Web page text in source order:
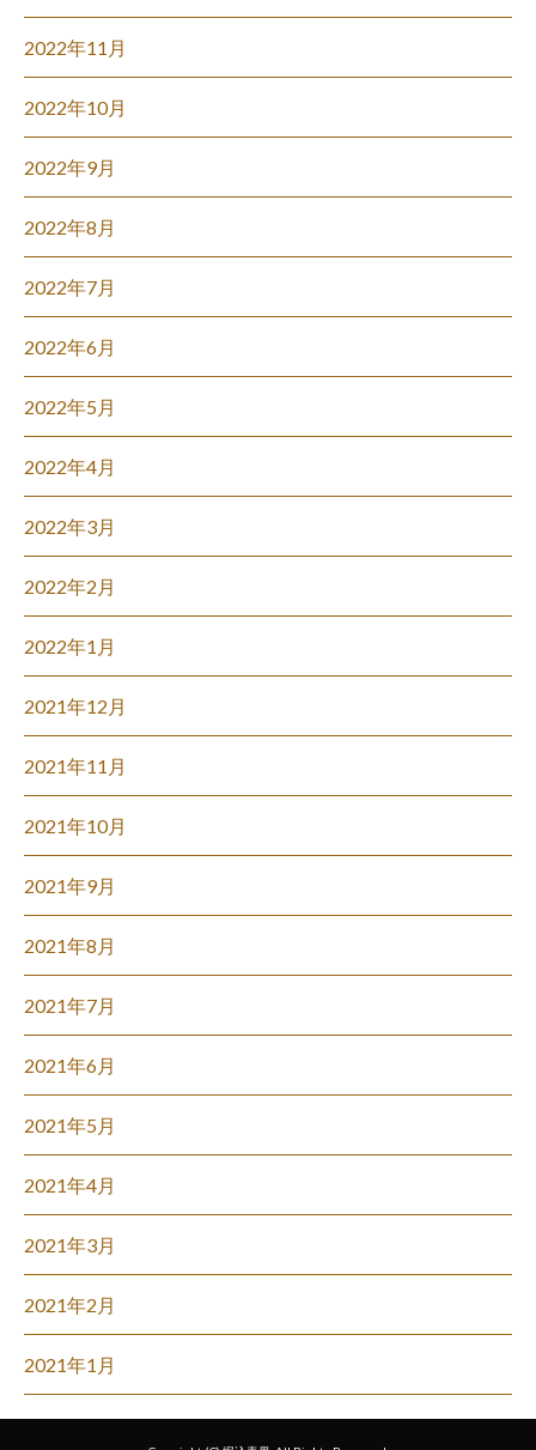
2022年11月
2022年10月
2022年9月
2022年8月
2022年7月
2022年6月
2022年5月
2022年4月
2022年3月
2022年2月
2022年1月
2021年12月
2021年11月
2021年10月
2021年9月
2021年8月
2021年7月
2021年6月
2021年5月
2021年4月
2021年3月
2021年2月
2021年1月